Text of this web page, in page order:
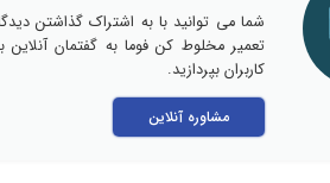
شما می توانید با به اشتراک گذاشتن
تعمیر مخلوط کن فوما به گفتمان آنلاین
کاربران بپردازید.
مشاوره آنلاین